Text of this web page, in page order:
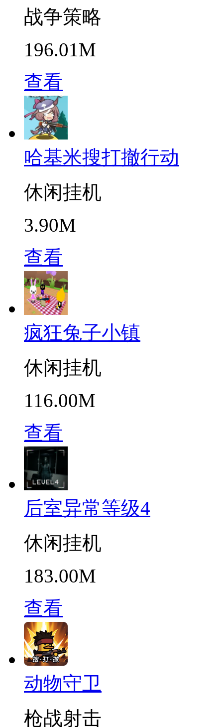
战争策略
196.01M
查看
哈基米搜打撤行动
休闲挂机
3.90M
查看
疯狂兔子小镇
休闲挂机
116.00M
查看
后室异常等级4
休闲挂机
183.00M
查看
动物守卫
枪战射击